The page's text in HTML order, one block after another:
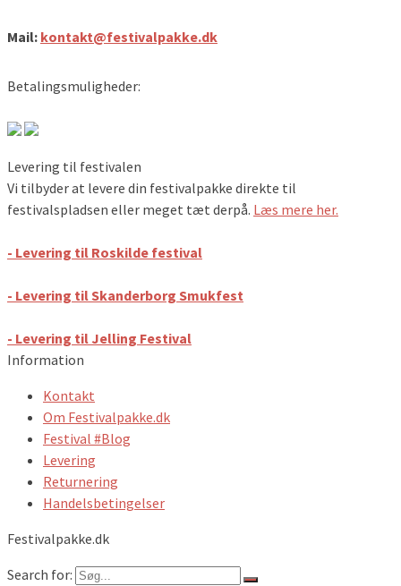
Mail: kontakt@festivalpakke.dk
Betalingsmuligheder:
Levering til festivalen
Vi tilbyder at levere din festivalpakke direkte til
festivalspladsen eller meget tæt derpå. Læs mere her.
- Levering til Roskilde festival
- Levering til Skanderborg Smukfest
- Levering til Jelling Festival
Information
Kontakt
Om Festivalpakke.dk
Festival #Blog
Levering
Returnering
Handelsbetingelser
Festivalpakke.dk
Search for: